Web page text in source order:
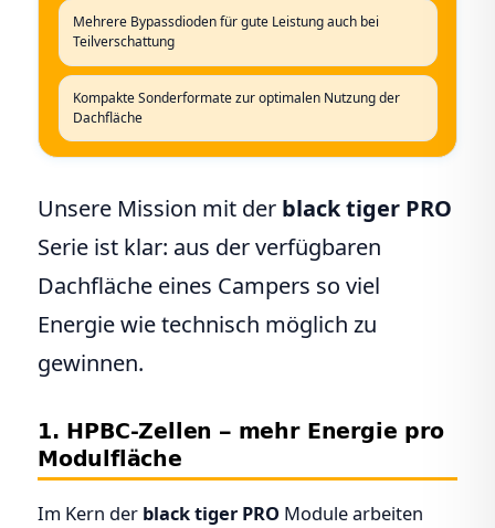
Mehrere Bypassdioden für gute Leistung auch bei
Teilverschattung
Kompakte Sonderformate zur optimalen Nutzung der
Dachfläche
Unsere Mission mit der black tiger PRO
Serie ist klar: aus der verfügbaren
Dachfläche eines Campers so viel
Energie wie technisch möglich zu
gewinnen.
1. HPBC-Zellen – mehr Energie pro
Modulfläche
Im Kern der black tiger PRO Module arbeiten